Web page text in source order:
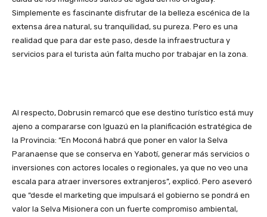
Simplemente es fascinante disfrutar de la belleza escénica de la
extensa área natural, su tranquilidad, su pureza. Pero es una
realidad que para dar este paso, desde la infraestructura y
servicios para el turista aún falta mucho por trabajar en la zona.
Al respecto, Dobrusin remarcó que ese destino turístico está muy
ajeno a compararse con Iguazú en la planificación estratégica de
la Provincia: “En Moconá habrá que poner en valor la Selva
Paranaense que se conserva en Yabotí, generar más servicios o
inversiones con actores locales o regionales, ya que no veo una
escala para atraer inversores extranjeros”, explicó. Pero aseveró
que “desde el marketing que impulsará el gobierno se pondrá en
valor la Selva Misionera con un fuerte compromiso ambiental,